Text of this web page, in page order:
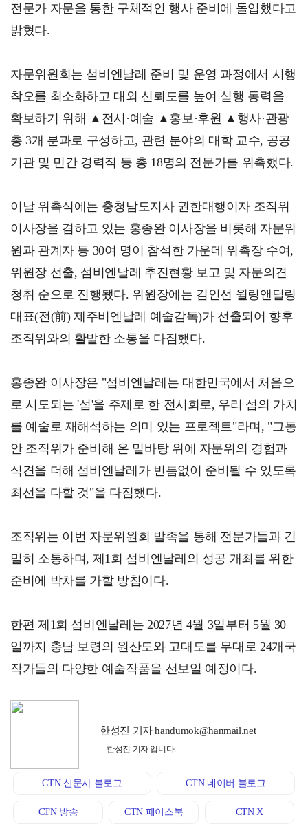
전문가 자문을 통한 구체적인 행사 준비에 돌입했다고
밝혔다.
자문위원회는 섬비엔날레 준비 및 운영 과정에서 시행
착오를 최소화하고 대외 신뢰도를 높여 실행 동력을
확보하기 위해 ▲전시·예술 ▲홍보·후원 ▲행사·관광
총 3개 분과로 구성하고, 관련 분야의 대학 교수, 공공
기관 및 민간 경력직 등 총 18명의 전문가를 위촉했다.
이날 위촉식에는 충청남도지사 권한대행이자 조직위
이사장을 겸하고 있는 홍종완 이사장을 비롯해 자문위
원과 관계자 등 30여 명이 참석한 가운데 위촉장 수여,
위원장 선출, 섬비엔날레 추진현황 보고 및 자문의견
청취 순으로 진행됐다. 위원장에는 김인선 윌링앤딜링
대표(전(前) 제주비엔날레 예술감독)가 선출되어 향후
조직위와의 활발한 소통을 다짐했다.
홍종완 이사장은 "섬비엔날레는 대한민국에서 처음으
로 시도되는 '섬'을 주제로 한 전시회로, 우리 섬의 가치
를 예술로 재해석하는 의미 있는 프로젝트"라며, "그동
안 조직위가 준비해 온 밑바탕 위에 자문위의 경험과
식견을 더해 섬비엔날레가 빈틈없이 준비될 수 있도록
최선을 다할 것"을 다짐했다.
조직위는 이번 자문위원회 발족을 통해 전문가들과 긴
밀히 소통하며, 제1회 섬비엔날레의 성공 개최를 위한
준비에 박차를 가할 방침이다.
한편 제1회 섬비엔날레는 2027년 4월 3일부터 5월 30
일까지 충남 보령의 원산도와 고대도를 무대로 24개국
작가들의 다양한 예술작품을 선보일 예정이다.
한성진 기자 handumok@hanmail.net
한성진 기자 입니다.
CTN 신문사 블로그 CTN 네이버 블로그
CTN 방송 CTN 페이스북 CTN X